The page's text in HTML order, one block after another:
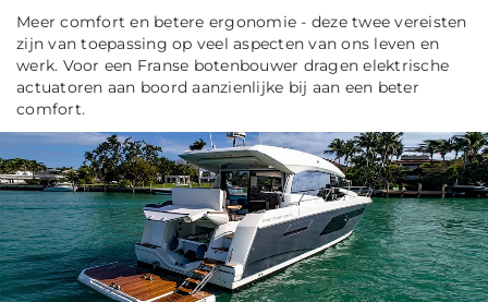
Meer comfort en betere ergonomie - deze twee vereisten
zijn van toepassing op veel aspecten van ons leven en
werk. Voor een Franse botenbouwer dragen elektrische
actuatoren aan boord aanzienlijke bij aan een beter
comfort.